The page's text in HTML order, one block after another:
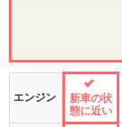
エンジン
新車の状
態に近い